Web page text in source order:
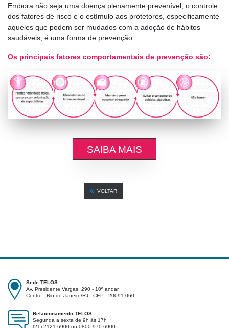
Embora não seja uma doença plenamente prevenível, o controle
dos fatores de risco e o estímulo aos protetores, especificamente
aqueles que podem ser mudados com a adoção de hábitos
saudáveis, é uma forma de prevenção.
Os principais fatores comportamentais de prevenção são:
SAIBA MAIS
VOLTAR
Sede TELOS
Av. Presidente Vargas, 290 - 10º andar
Centro - Rio de Janeiro/RJ - CEP - 20091-060
Relacionamento TELOS
Segunda a sexta de 9h às 17h
(21) 2121-6900 ou 0800-970-6900